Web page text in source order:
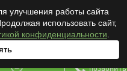
позвонить
2026©
улучшения работы сайта
использовать сайт,
конфиденциальности